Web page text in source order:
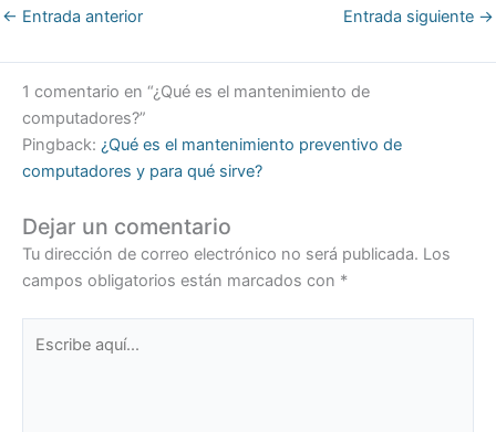
← Entrada anterior Entrada siguiente →
1 comentario en “¿Qué es el mantenimiento de
computadores?”
Pingback: ¿Qué es el mantenimiento preventivo de
computadores y para qué sirve?
Dejar un comentario
Tu dirección de correo electrónico no será publicada. Los
campos obligatorios están marcados con *
aquí...